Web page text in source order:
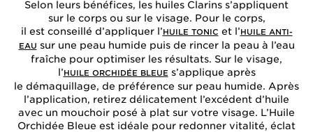
Selon leurs bénéfices, les huiles Clarins s’appliquent
sur le corps ou sur le visage. Pour le corps,
il est conseillé d’appliquer l’HUILE TONIC et l’HUILE ANTI-
EAU sur une peau humide puis de rincer la peau à l’eau
fraîche pour optimiser les résultats. Sur le visage,
l’HUILE ORCHIDÉE BLEUE s’applique après
le démaquillage, de préférence sur peau humide. Après
l’application, retirez délicatement l’excédent d’huile
avec un mouchoir posé à plat sur votre visage. L’Huile
Orchidée Bleue est idéale pour redonner vitalité, éclat